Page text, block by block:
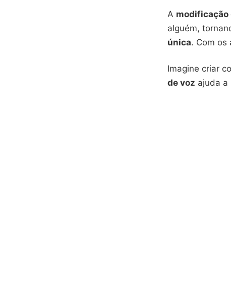
A modificação
alguém,
única. Com os
Imagine criar
de voz ajuda a